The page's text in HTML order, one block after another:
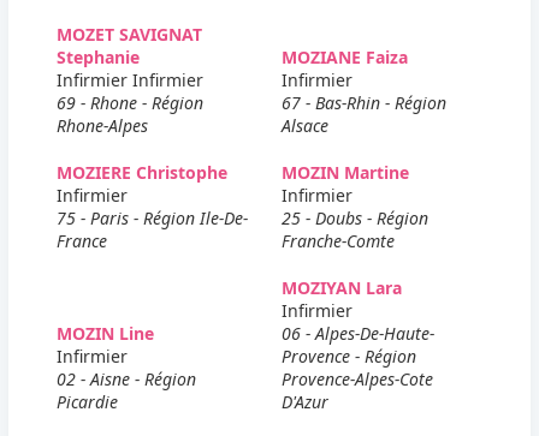
MOZET SAVIGNAT
Stephanie
Infirmier Infirmier
69 - Rhone - Région
Rhone-Alpes
MOZIANE Faiza
Infirmier
67 - Bas-Rhin - Région
Alsace
MOZIERE Christophe
Infirmier
75 - Paris - Région Ile-De-
France
MOZIN Martine
Infirmier
25 - Doubs - Région
Franche-Comte
MOZIN Line
Infirmier
02 - Aisne - Région
Picardie
MOZIYAN Lara
Infirmier
06 - Alpes-De-Haute-
Provence - Région
Provence-Alpes-Cote
D'Azur